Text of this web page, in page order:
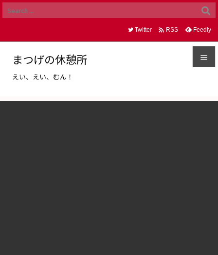
まつげの休憩所
えい、えい、むん！


Twitter  RSS Feedly